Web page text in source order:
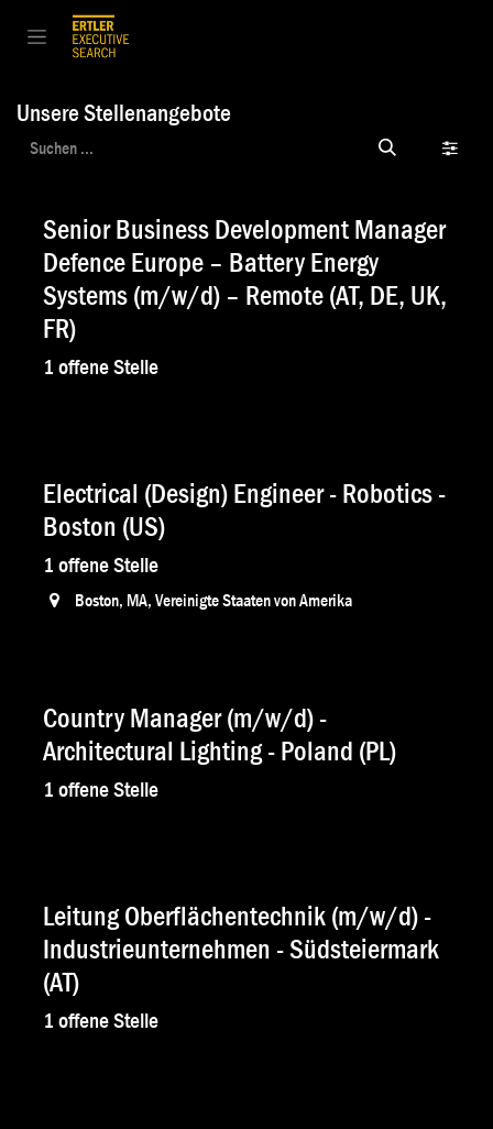
Zum Inhalt springen
Unsere Stellenangebote
Senior Business Development Manager
Defence Europe – Battery Energy
Systems (m/w/d) – Remote (AT, DE, UK,
FR)
1 offene Stelle
Electrical (Design) Engineer - Robotics -
Boston (US)
1 offene Stelle
Boston, MA,Vereinigte Staaten von Amerika
Country Manager (m/w/d) -
Architectural Lighting - Poland (PL)
1 offene Stelle
Leitung Oberflächentechnik (m/w/d) -
Industrieunternehmen - Südsteiermark
(AT)
1 offene Stelle